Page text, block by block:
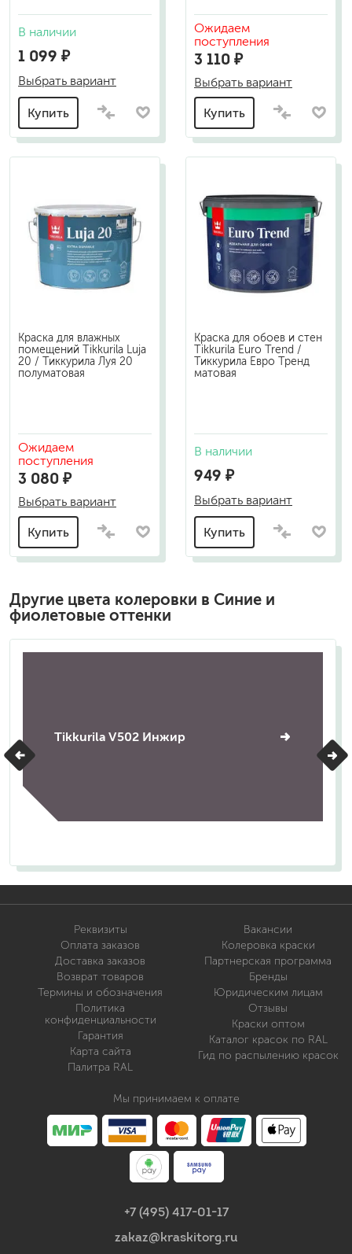
В наличии
1 099 ₽
Выбрать вариант
Купить
Ожидаем
поступления
3 110 ₽
Выбрать вариант
Купить
Краска для влажных
помещений Tikkurila Luja
20 / Тиккурила Луя 20
полуматовая
Ожидаем
поступления
3 080 ₽
Выбрать вариант
Купить
Краска для обоев и стен
Tikkurila Euro Trend /
Тиккурила Евро Тренд
матовая
В наличии
949 ₽
Выбрать вариант
Купить
Другие цвета колеровки в Синие и
фиолетовые оттенки
Tikkurila V502 Инжир
Реквизиты
Оплата заказов
Доставка заказов
Возврат товаров
Термины и обозначения
Политика
конфиденциальности
Гарантия
Карта сайта
Палитра RAL
Вакансии
Колеровка краски
Партнерская программа
Бренды
Юридическим лицам
Отзывы
Краски оптом
Каталог красок по RAL
Гид по распылению красок
Мы принимаем к оплате
+7 (495) 417-01-17
zakaz@kraskitorg.ru